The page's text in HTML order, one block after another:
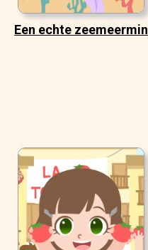
Een echte zeemeermin